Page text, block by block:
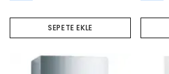
SEPETE EKLE